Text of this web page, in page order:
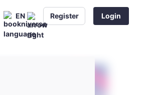
EN Register Login